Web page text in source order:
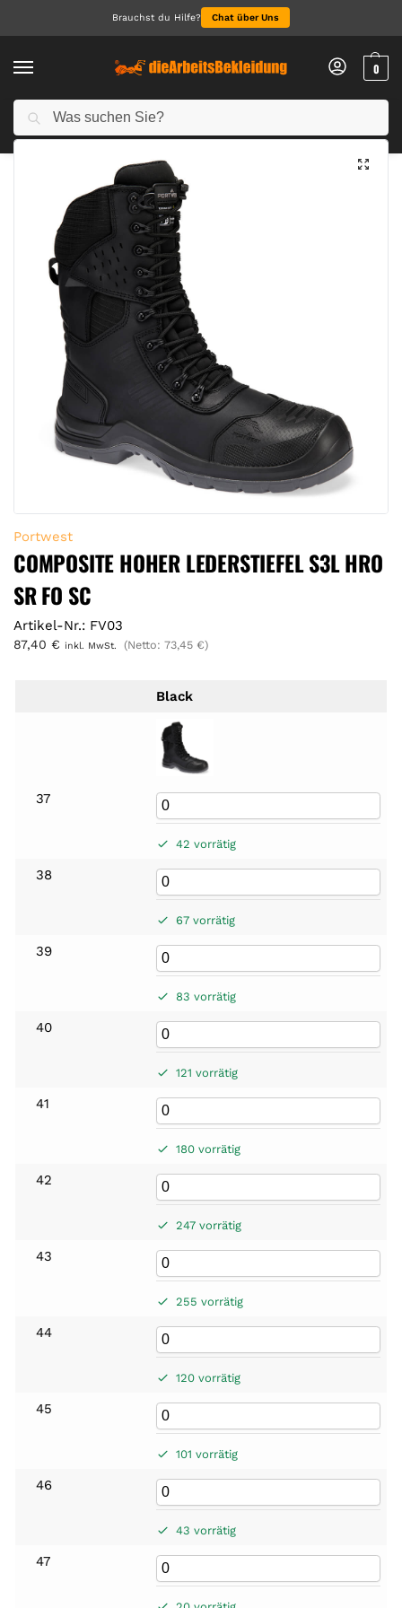
Brauchst du Hilfe? Chat über Uns
0
Start Arbeitsschuhe / Sicherheitsschuhe S3
Portwest
COMPOSITE HOHER LEDERSTIEFEL S3L HRO
SR FO SC
Artikel-Nr.: FV03
87,40 € inkl. MwSt. (Netto: 73,45 €)
Black
37
42 vorrätig
38
67 vorrätig
39
83 vorrätig
40
121 vorrätig
41
180 vorrätig
42
247 vorrätig
43
255 vorrätig
44
120 vorrätig
45
101 vorrätig
46
43 vorrätig
47